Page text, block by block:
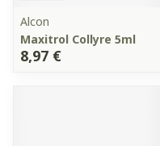
Alcon
Maxitrol Collyre 5ml
8,97 €